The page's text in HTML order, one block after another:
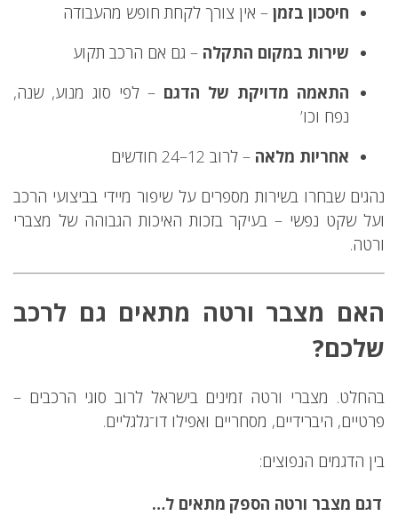
חיסכון בזמן – אין צורך לקחת חופש מהעבודה
שירות במקום התקלה – גם אם הרכב תקוע
התאמה מדויקת של הדגם – לפי סוג מנוע, שנה,
נפח וכו’
אחריות מלאה – לרוב 12–24 חודשים
נהגים שבחרו בשירות מספרים על שיפור מיידי בביצועי הרכב
ועל שקט נפשי – בעיקר בזכות האיכות הגבוהה של מצברי
ורטה.
האם מצבר ורטה מתאים גם לרכב
שלכם?
בהחלט. מצברי ורטה זמינים בישראל לרוב סוגי הרכבים –
פרטיים, היברידיים, מסחריים ואפילו דו־גלגליים.
בין הדגמים הנפוצים:
דגם מצבר ורטה הספק מתאים ל…